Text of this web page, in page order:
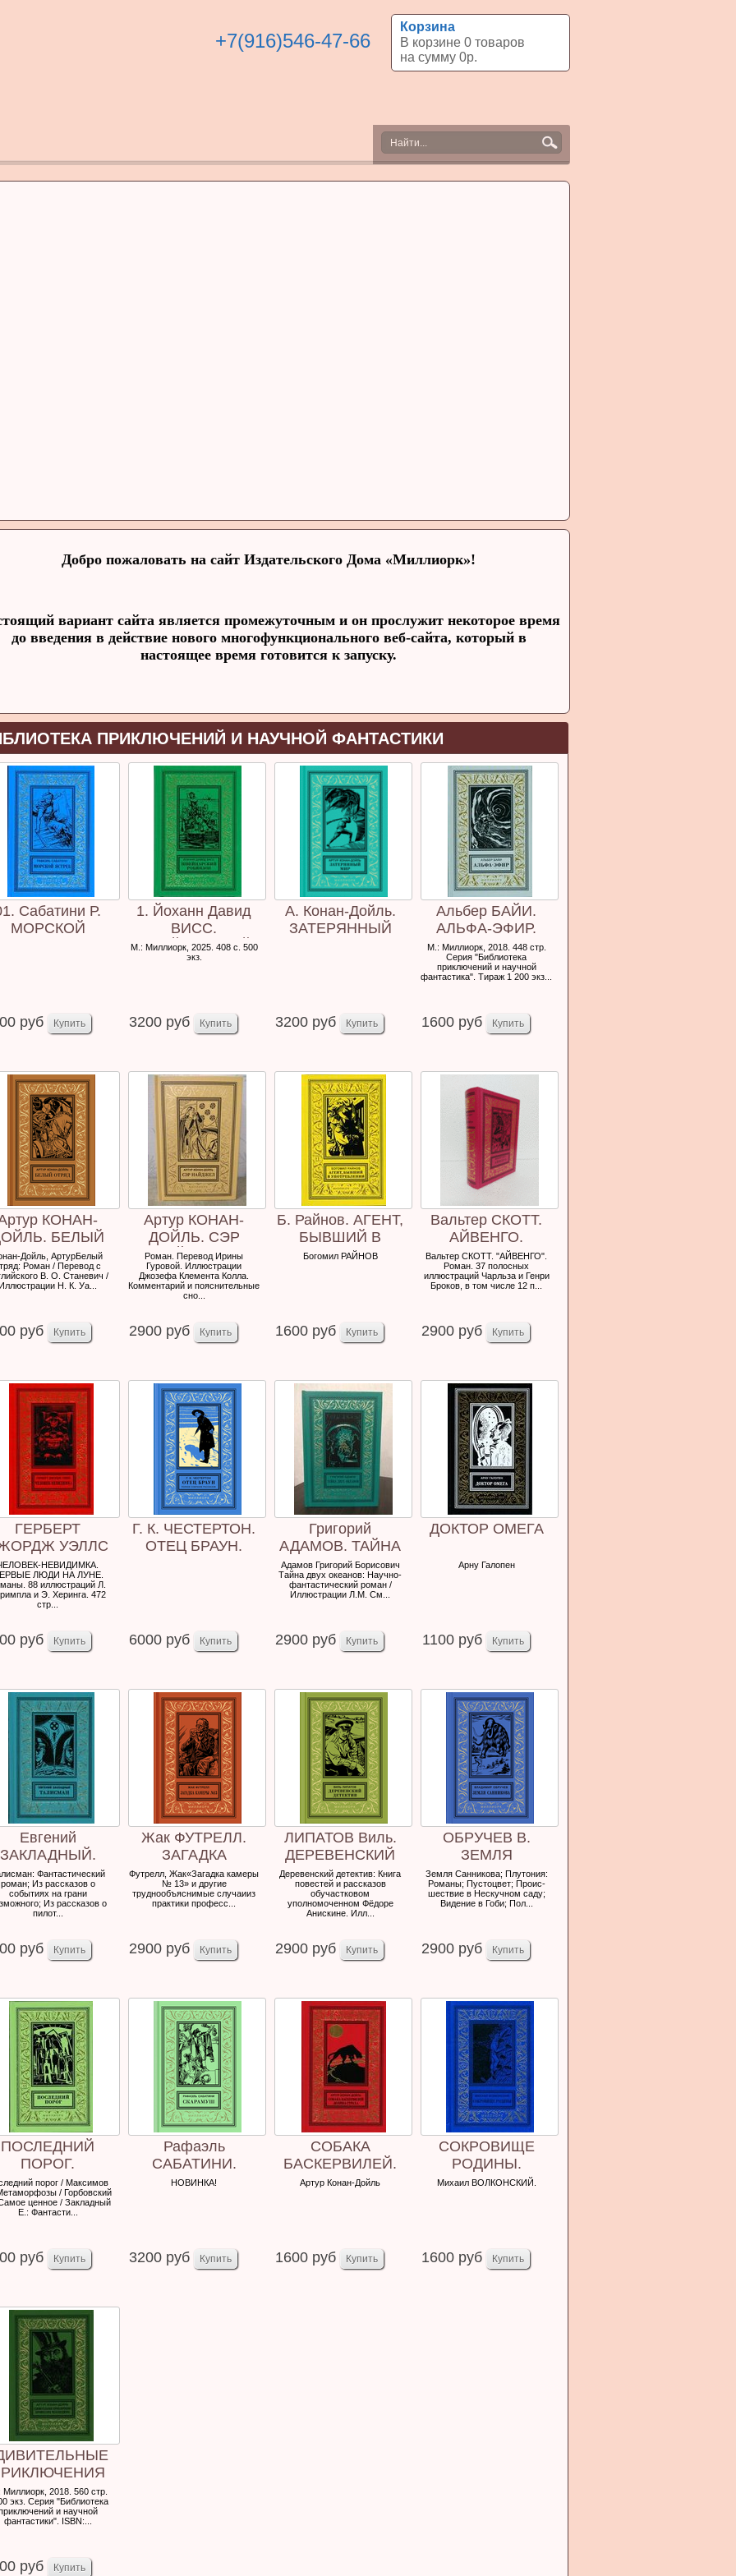
Корзина
В корзине 0 товаров
на сумму 0р.
+7(916)546-47-66
Добро пожаловать на сайт Издательского Дома «Миллиорк»!
вариант сайта является промежуточным и он прослужит некоторое время
до введения в действие нового многофункционального веб-сайта, который в
настоящее время готовится к запуску.
ПРИКЛЮЧЕНИЙ И НАУЧНОЙ ФАНТАСТИКИ
Сабатини Р.
МОРСКОЙ
руб
1. Йоханн Давид
ВИСС.
ШВЕЙЦАРСКИЙ
РОБИНЗОН.
М.: Миллиорк, 2025. 408 с. 500
экз.
3200 руб
А. Конан-Дойль.
ЗАТЕРЯННЫЙ
3200 руб
Альбер БАЙИ.
АЛЬФА-ЭФИР.
Фантастические
романы.
М.: Миллиорк, 2018. 448 стр.
Серия "Библиотека
приключений и научной
фантастика". Тираж 1 200 экз...
1600 руб
КОНАН-
БЕЛЫЙ
ОТРЯД.
Дойль, АртурБелый
Роман / Перевод с
В. О. Станевич /
Н. К. Уа...
руб
Артур КОНАН-
ДОЙЛЬ. СЭР
НАЙДЖЕЛ.
Роман. Перевод Ирины
Гуровой. Иллюстрации
Джозефа Клемента Колла.
Комментарий и пояснительные
сно...
2900 руб
Б. Райнов. АГЕНТ,
БЫВШИЙ В
УПОТРЕБЛЕНИИ
Богомил РАЙНОВ
1600 руб
Вальтер СКОТТ.
АЙВЕНГО.
Вальтер СКОТТ. "АЙВЕНГО".
Роман. 37 полосных
иллюстраций Чарльза и Генри
Броков, в том числе 12 п...
2900 руб
ГЕРБЕРТ
УЭЛЛС
НЕВИДИМКА.
ЛЮДИ НА ЛУНЕ.
88 иллюстраций Л.
и Э. Херинга. 472
стр...
руб
Г. К. ЧЕСТЕРТОН.
ОТЕЦ БРАУН.
6000 руб
Григорий
АДАМОВ. ТАЙНА
ДВУХ ОКЕАНОВ.
Адамов Григорий Борисович
Тайна двух океанов: Научно-
фантастический роман /
Иллюстрации Л.М. См...
2900 руб
ДОКТОР ОМЕГА
Арну Галопен
1100 руб
Евгений
ЗАКЛАДНЫЙ.
ТАЛИСМАН.
ром...
Фантастический
роман; Из рассказов о
событиях на грани
Из рассказов о
пилот...
руб
Жак ФУТРЕЛЛ.
ЗАГАДКА
КАМЕРЫ № 13.
Футрелл, Жак«Загадка камеры
№ 13» и другие
труднообъяснимые случаииз
практики професс...
2900 руб
ЛИПАТОВ Виль.
ДЕРЕВЕНСКИЙ
ДЕТЕКТИВ.
Деревенский детектив: Книга
повестей и рассказов
обучастковом
уполномоченном Фёдоре
Анискине. Илл...
2900 руб
ОБРУЧЕВ В.
ЗЕМЛЯ
САННИКОВА.
Земля Санникова; Плутония:
Романы; Пустоцвет; Проис-
шествие в Нескучном саду;
Видение в Гоби; Пол...
2900 руб
ПОСЛЕДНИЙ
ПОРОГ.
рассказы.
порог / Максимов
/ Горбовский
ценное / Закладный
Е.: Фантасти...
руб
Рафаэль
САБАТИНИ.
СКАРАМУШ.
НОВИНКА!
3200 руб
СОБАКА
БАСКЕРВИЛЕЙ.
ДОЛИНА СТРАХА
Артур Конан-Дойль
1600 руб
СОКРОВИЩЕ
РОДИНЫ.
Михаил ВОЛКОНСКИЙ.
1600 руб
2018. 560 стр.
экз. Серия "Библиотека
и научной
фантастики". ISBN:...
руб